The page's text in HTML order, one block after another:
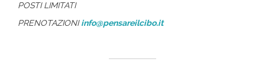
POSTI LIMITATI
PRENOTAZIONIinfo@pensareilcibo.it